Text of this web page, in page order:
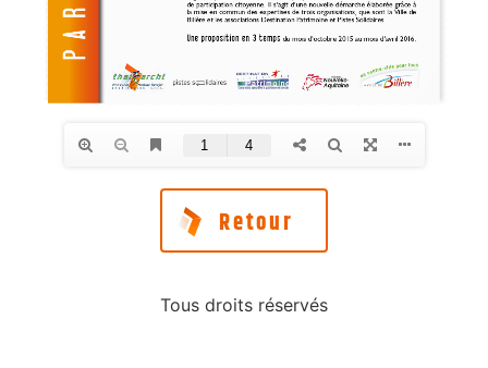
Retour
Tous droits réservés